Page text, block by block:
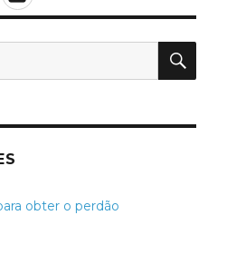
obter o perdão